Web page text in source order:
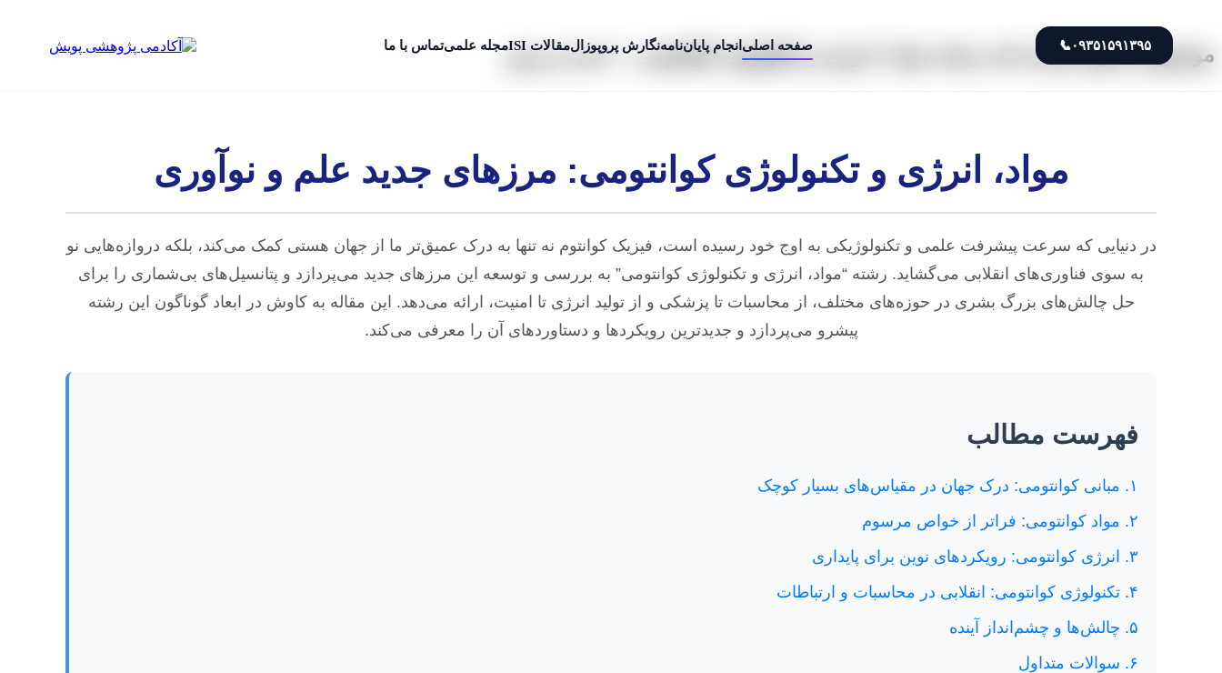
۰۹۳۵۱۵۹۱۳۹۵📞 صفحه اصلی انجام پایان‌نامهنگارش پروپوزالمقالات ISI مجله علمیتماس با ما موضوع و عنوان پایان نامه رشته مواد، انرژی و تکنولوژی کوانتومی + جدید و بروز
مواد، انرژی و تکنولوژی کوانتومی: مرزهای جدید علم و نوآوری
در دنیایی که سرعت پیشرفت علمی و تکنولوژیکی به اوج خود رسیده است، فیزیک کوانتوم نه تنها به درک عمیق‌تر ما از جهان هستی کمک می‌کند، بلکه دروازه‌هایی نو
به سوی فناوری‌های انقلابی می‌گشاید. رشته “مواد، انرژی و تکنولوژی کوانتومی” به بررسی و توسعه این مرزهای جدید می‌پردازد و پتانسیل‌های بی‌شماری را برای
حل چالش‌های بزرگ بشری در حوزه‌های مختلف، از محاسبات تا پزشکی و از تولید انرژی تا امنیت، ارائه می‌دهد. این مقاله به کاوش در ابعاد گوناگون این رشته
پیشرو می‌پردازد و جدیدترین رویکردها و دستاوردهای آن را معرفی می‌کند.
فهرست مطالب
۱. مبانی کوانتومی: درک جهان در مقیاس‌های بسیار کوچک
۲. مواد کوانتومی: فراتر از خواص مرسوم
۳. انرژی کوانتومی: رویکردهای نوین برای پایداری
۴. تکنولوژی کوانتومی: انقلابی در محاسبات و ارتباطات
۵. چالش‌ها و چشم‌انداز آینده
۶. سوالات متداول